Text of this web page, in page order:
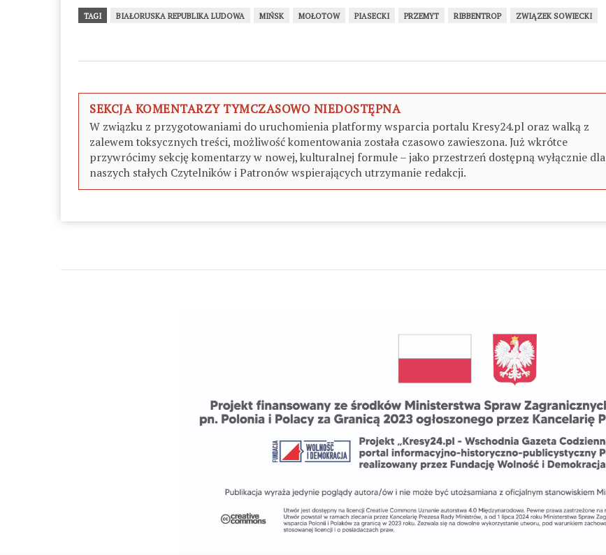
TAGI BIAŁORUSKA REPUBLIKA LUDOWA MIŃSK MOŁOTOW PIASECKI PRZEMYT RIBBENTROP ZWIĄZEK SOWIECKI
SEKCJA KOMENTARZY TYMCZASOWO NIEDOSTĘPNA
W związku z przygotowaniami do uruchomienia platformy wsparcia portalu Kresy24.pl oraz walką z
zalewem toksycznych treści, możliwość komentowania została czasowo zawieszona. Już wkrótce
przywrócimy sekcję komentarzy w nowej, kulturalnej formule – jako przestrzeń dostępną wyłącznie dla
naszych stałych Czytelników i Patronów wspierających utrzymanie redakcji.